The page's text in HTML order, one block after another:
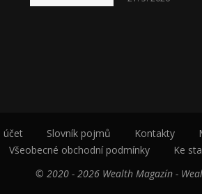
účet Slovník pojmů Kontakty
Všeobecné obchodní podmínky
Ke
© 2020 - 2026 Wealth Magazín -